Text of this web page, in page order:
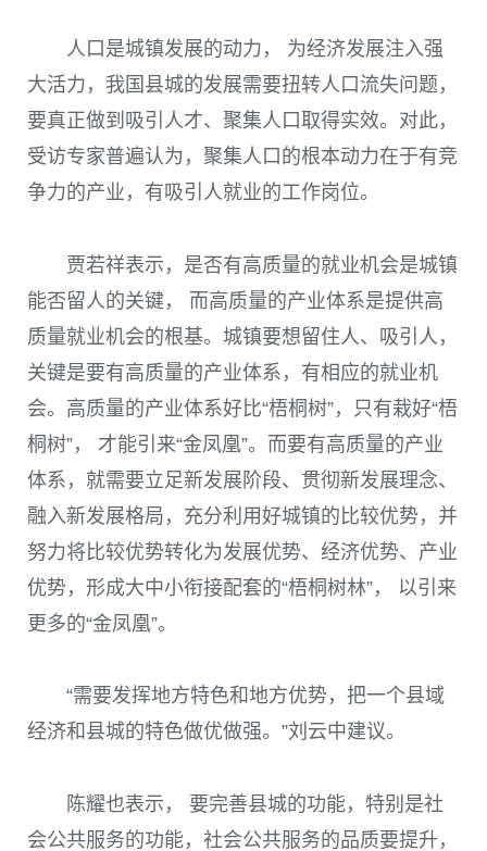
人口是城镇发展的动力， 为经济发展注入强
大活力，我国县城的发展需要扭转人口流失问题，
要真正做到吸引人才、聚集人口取得实效。对此，
受访专家普遍认为，聚集人口的根本动力在于有竞
争力的产业，有吸引人就业的工作岗位。
贾若祥表示，是否有高质量的就业机会是城镇
能否留人的关键， 而高质量的产业体系是提供高
质量就业机会的根基。城镇要想留住人、吸引人，
关键是要有高质量的产业体系，有相应的就业机
会。高质量的产业体系好比“梧桐树”，只有栽好“梧
桐树”， 才能引来“金凤凰”。而要有高质量的产业
体系，就需要立足新发展阶段、贯彻新发展理念、
融入新发展格局，充分利用好城镇的比较优势，并
努力将比较优势转化为发展优势、经济优势、产业
优势，形成大中小衔接配套的“梧桐树林”， 以引来
更多的“金凤凰”。
“需要发挥地方特色和地方优势，把一个县域
经济和县城的特色做优做强。”刘云中建议。
陈耀也表示， 要完善县城的功能，特别是社
会公共服务的功能，社会公共服务的品质要提升，